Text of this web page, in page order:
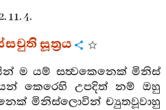
11. 4.
සූත්‍රය
ම යම් සත්‍වකෙනෙක් මිනිස්
කෙරෙහි උපදිත් නම් ඔහු
මිනිස්ලොවින් ච්‍යුතවූවාහු